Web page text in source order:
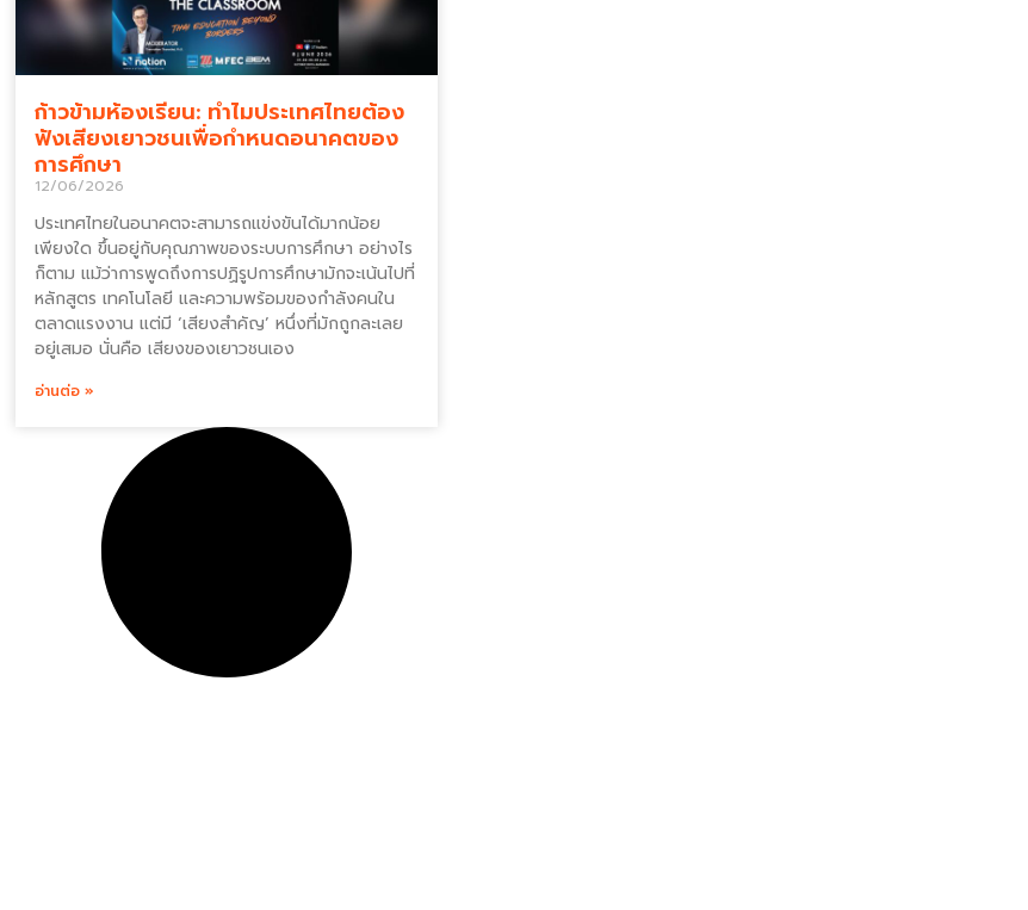
ก้าวข้ามห้องเรียน: ทำไมประเทศไทยต้อง
ฟังเสียงเยาวชนเพื่อกำหนดอนาคตของ
การศึกษา
12/06/2026
ประเทศไทยในอนาคตจะสามารถแข่งขันได้มากน้อย
เพียงใด ขึ้นอยู่กับคุณภาพของระบบการศึกษา อย่างไร
ก็ตาม แม้ว่าการพูดถึงการปฏิรูปการศึกษามักจะเน้นไปที่
หลักสูตร เทคโนโลยี และความพร้อมของกำลังคนใน
ตลาดแรงงาน แต่มี ‘เสียงสำคัญ’ หนึ่งที่มักถูกละเลย
อยู่เสมอ นั่นคือ เสียงของเยาวชนเอง
อ่านต่อ »